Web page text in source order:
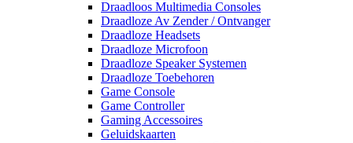
Draadloos Multimedia Consoles
Draadloze Av Zender / Ontvanger
Draadloze Headsets
Draadloze Microfoon
Draadloze Speaker Systemen
Draadloze Toebehoren
Game Console
Game Controller
Gaming Accessoires
Geluidskaarten